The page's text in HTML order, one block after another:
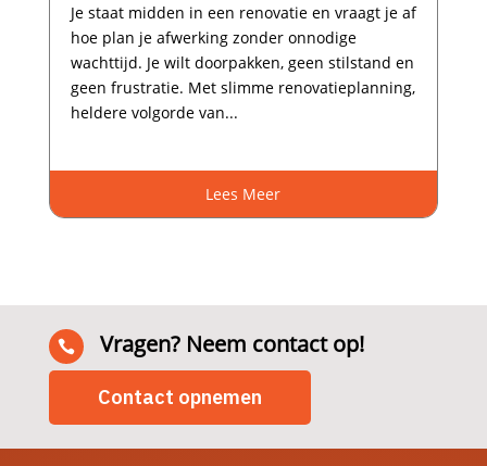
Je staat midden in een renovatie en vraagt je af
hoe plan je afwerking zonder onnodige
wachttijd.​ Je wilt doorpakken, geen stilstand en
geen frustratie.​ Met slimme renovatieplanning,
heldere volgorde van...
Lees Meer
 Vragen? Neem contact op!
Contact opnemen